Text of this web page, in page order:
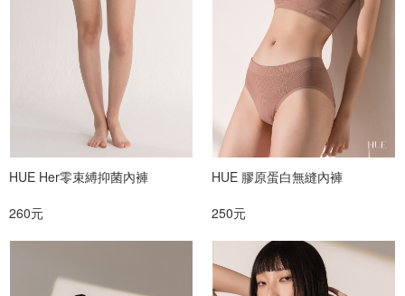
HUE Her零束縛抑菌內褲
260元
HUE 膠原蛋白無縫內褲
250元